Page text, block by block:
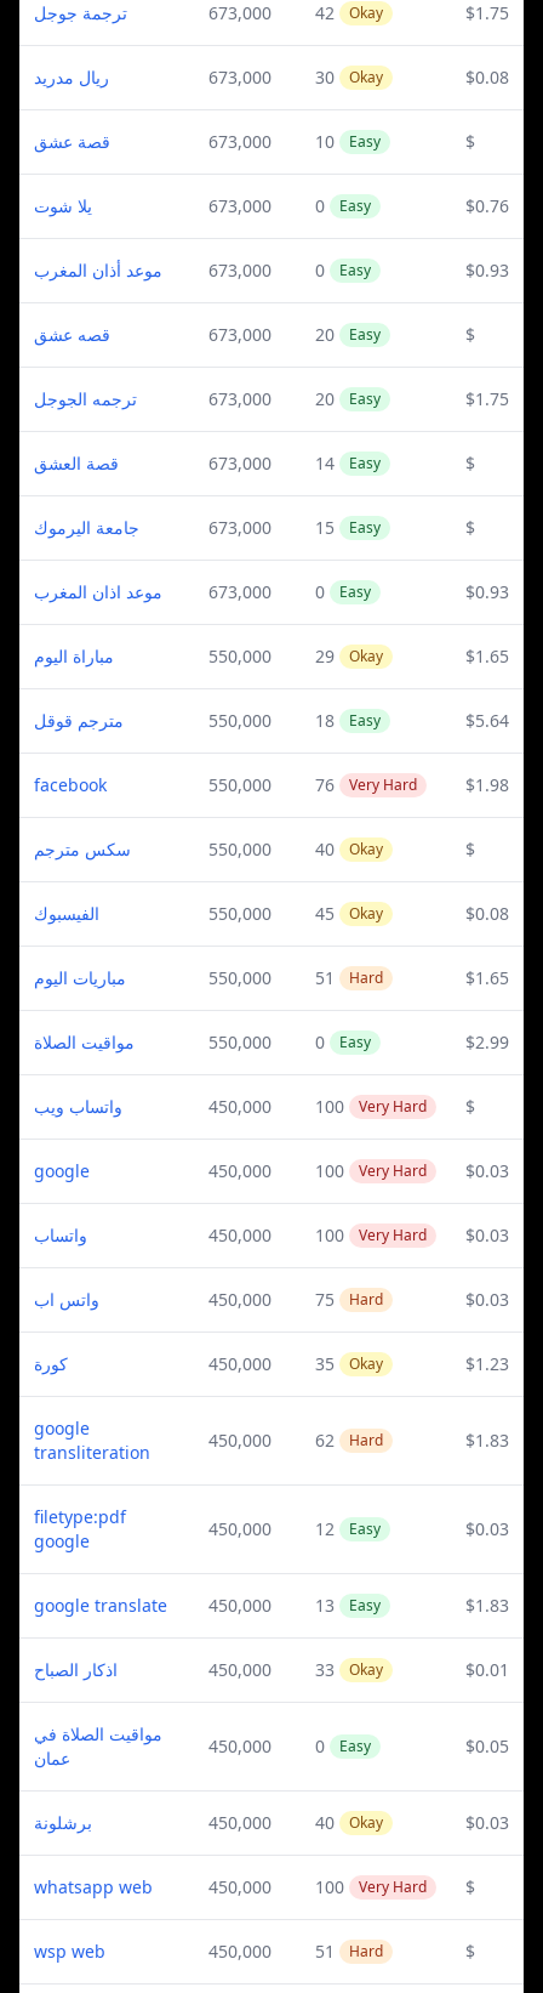
ترجمة جوجل 673,000 42 Okay $1.75
ريال مدريد 673,000 30 Okay $0.08
قصة عشق 673,000 10 Easy $
يلا شوت 673,000 0 Easy $0.76
موعد أذان المغرب 673,000 0 Easy $0.93
قصه عشق 673,000 20 Easy $
ترجمه الجوجل 673,000 20 Easy $1.75
قصة العشق 673,000 14 Easy $
جامعة اليرموك 673,000 15 Easy $
موعد اذان المغرب 673,000 0 Easy $0.93
مباراة اليوم 550,000 29 Okay $1.65
مترجم قوقل 550,000 18 Easy $5.64
facebook 550,000 76 Very Hard $1.98
سكس مترجم 550,000 40 Okay $
الفيسبوك 550,000 45 Okay $0.08
مباريات اليوم 550,000 51 Hard $1.65
مواقيت الصلاة 550,000 0 Easy $2.99
واتساب ويب 450,000 100 Very Hard $
google 450,000 100 Very Hard $0.03
واتساب 450,000 100 Very Hard $0.03
واتس اب 450,000 75 Hard $0.03
كورة 450,000 35 Okay $1.23
google
transliteration
450,000 62 Hard $1.83
filetype:pdf
google
450,000 12 Easy $0.03
google translate 450,000 13 Easy $1.83
اذكار الصباح 450,000 33 Okay $0.01
مواقيت الصلاة في
عمان
450,000 0 Easy $0.05
برشلونة 450,000 40 Okay $0.03
whatsapp web 450,000 100 Very Hard $
wsp web 450,000 51 Hard $